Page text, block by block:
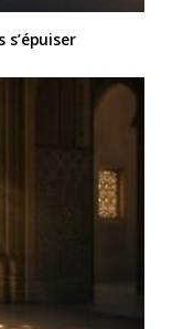
s’épuiser